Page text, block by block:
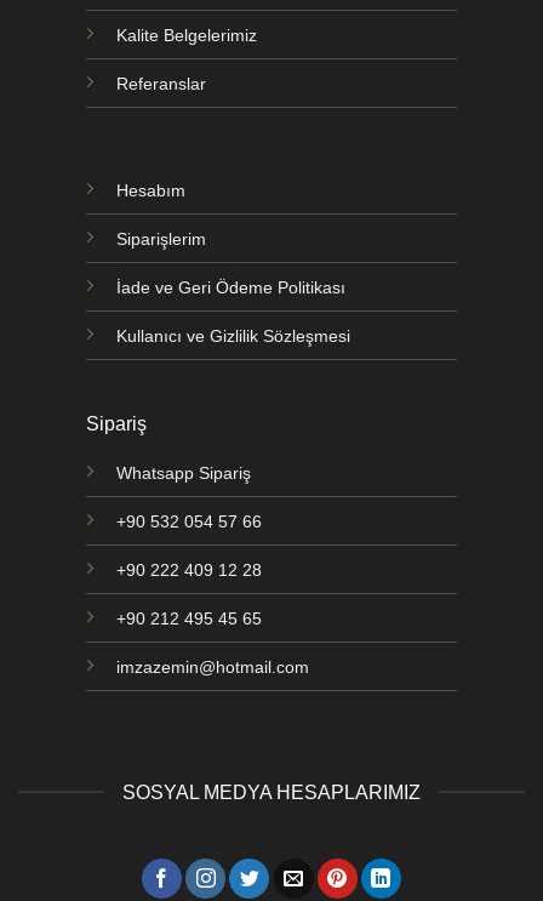
Kalite Belgelerimiz
Referanslar
Hesabım
Siparişlerim
İade ve Geri Ödeme Politikası
Kullanıcı ve Gizlilik Sözleşmesi
Sipariş
Whatsapp Sipariş
+90 532 054 57 66
+90 222 409 12 28
+90 212 495 45 65
imzazemin@hotmail.com
SOSYAL MEDYA HESAPLARIMIZ